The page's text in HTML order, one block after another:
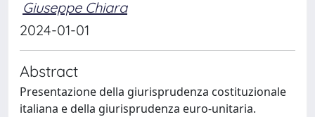
Giuseppe Chiara
2024-01-01
Abstract
Presentazione della giurisprudenza costituzionale
italiana e della giurisprudenza euro-unitaria.